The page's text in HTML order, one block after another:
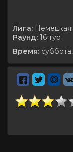
Лига: Немецкая
Раунд: 16 тур
Время: